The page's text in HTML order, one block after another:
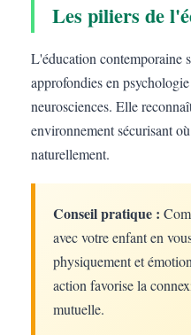
Les piliers de
L'éducation contemporaine
approfondies en
neurosciences. Elle
environnement sécurisant
naturellement.
Conseil pratique :
avec votre enfant en
physiquement et
action favorise la
mutuelle.